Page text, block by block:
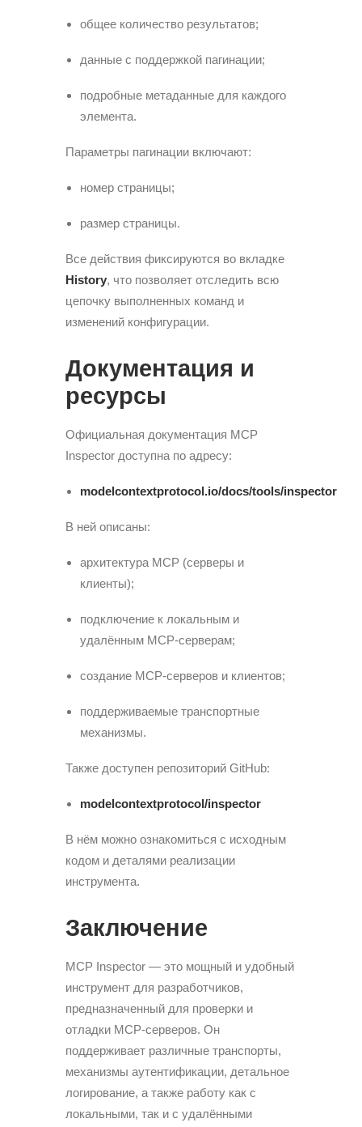
общее количество результатов;
данные с поддержкой пагинации;
подробные метаданные для каждого
элемента.
Параметры пагинации включают:
номер страницы;
размер страницы.
Все действия фиксируются во вкладке
History, что позволяет отследить всю
цепочку выполненных команд и
изменений конфигурации.
Документация и
ресурсы
Официальная документация MCP
Inspector доступна по адресу:
modelcontextprotocol.io/docs/tools/inspector
В ней описаны:
архитектура MCP (серверы и
клиенты);
подключение к локальным и
удалённым MCP-серверам;
создание MCP-серверов и клиентов;
поддерживаемые транспортные
механизмы.
Также доступен репозиторий GitHub:
modelcontextprotocol/inspector
В нём можно ознакомиться с исходным
кодом и деталями реализации
инструмента.
Заключение
MCP Inspector — это мощный и удобный
инструмент для разработчиков,
предназначенный для проверки и
отладки MCP-серверов. Он
поддерживает различные транспорты,
механизмы аутентификации, детальное
логирование, а также работу как с
локальными, так и с удалёнными